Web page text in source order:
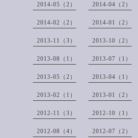
2014-05（2） 2014-04（2）
2014-02（2） 2014-01（2）
2013-11（3） 2013-10（2）
2013-08（1） 2013-07（1）
2013-05（2） 2013-04（1）
2013-02（1） 2013-01（2）
2012-11（3） 2012-10（1）
2012-08（4） 2012-07（2）